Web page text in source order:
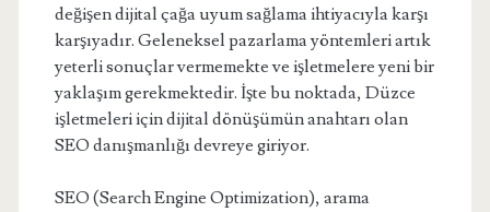
değişen dijital çağa uyum sağlama ihtiyacıyla karşı
karşıyadır. Geleneksel pazarlama yöntemleri artık
yeterli sonuçlar vermemekte ve işletmelere yeni bir
yaklaşım gerekmektedir. İşte bu noktada, Düzce
işletmeleri için dijital dönüşümün anahtarı olan
SEO danışmanlığı devreye giriyor.
SEO (Search Engine Optimization), arama